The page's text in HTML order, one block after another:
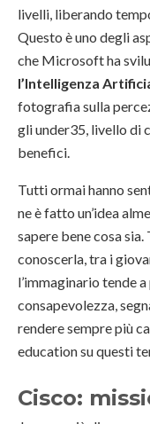
livelli, liberando
Questo è uno degli
che Microsoft ha
l’Intelligenza
fotografia sulla
gli under35, livello di
benefici.
Tutti ormai hanno
ne è fatto un’idea
sapere bene cosa
conoscerla, tra i
l’immaginario tende
consapevolezza,
rendere sempre più
education su questi
Cisco: